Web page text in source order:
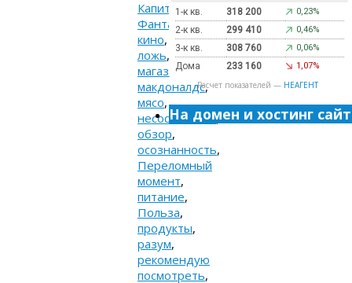
Капитан
Фантастик,
кино,
ложь,
магазин,
макдоналдс,
мясо,
несостыковки,
обзор,
осознанность,
Переломный
момент,
питание,
Польза,
продукты,
разум,
рекомендую
посмотреть,
1-к кв. 318 200 0,23%
2-к кв. 299 410 0,46%
3-к кв. 308 760 0,06%
Дома 233 160 1,07%
Расчет показателей — НЕАГЕНТ
На домен и хостинг